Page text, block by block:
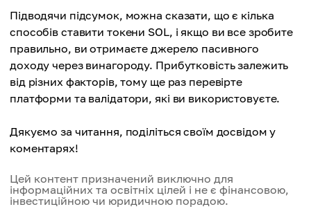
Підводячи підсумок, можна сказати, що є кілька
способів ставити токени SOL, і якщо ви все зробите
правильно, ви отримаєте джерело пасивного
доходу через винагороду. Прибутковість залежить
від різних факторів, тому ще раз перевірте
платформи та валідатори, які ви використовуєте.
Дякуємо за читання, поділіться своїм досвідом у
коментарях!
Цей контент призначений виключно для
інформаційних та освітніх цілей і не є фінансовою,
інвестиційною чи юридичною порадою.